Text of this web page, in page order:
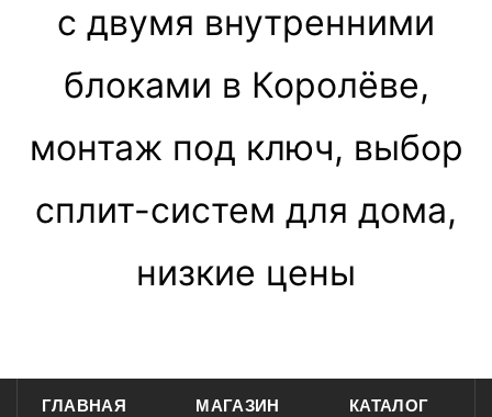
с двумя внутренними
блоками в Королёве,
монтаж под ключ, выбор
сплит-систем для дома,
низкие цены
ГЛАВНАЯ МАГАЗИН КАТАЛОГ